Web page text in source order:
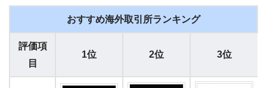
おすすめ海外取引所ランキング
評価項
目
1位 2位 3位